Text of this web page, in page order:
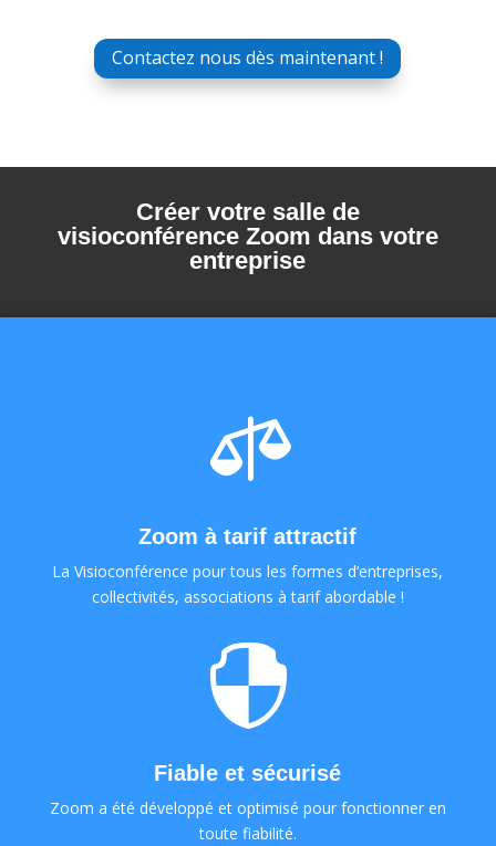
Contactez nous dès maintenant !
Créer votre salle de
visioconférence Zoom dans votre
entreprise

Zoom à tarif attractif
La Visioconférence pour tous les formes d’entreprises,
collectivités, associations à tarif abordable !

Fiable et sécurisé
Zoom a été développé et optimisé pour fonctionner en
toute fiabilité.